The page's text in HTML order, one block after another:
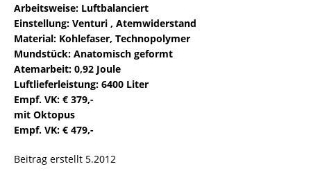
Arbeitsweise: Luftbalanciert
Einstellung: Venturi , Atemwiderstand
Material: Kohlefaser, Technopolymer
Mundstück: Anatomisch geformt
Atemarbeit: 0,92 Joule
Luftlieferleistung: 6400 Liter
Empf. VK: € 379,-
mit Oktopus
Empf. VK: € 479,-
Beitrag erstellt 5.2012